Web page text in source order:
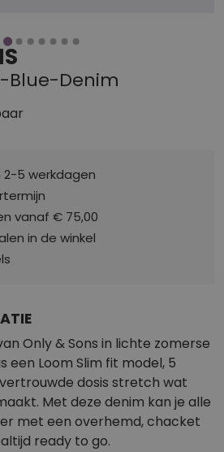
Blue-Denim
2-5 werkdagen
vanaf € 75,00
in de winkel
Only & Sons in lichte zomerse
een Loom Slim fit model, 5
dosis stretch wat
Met deze denim kan je alle
met een overhemd, chacket
ready to go.